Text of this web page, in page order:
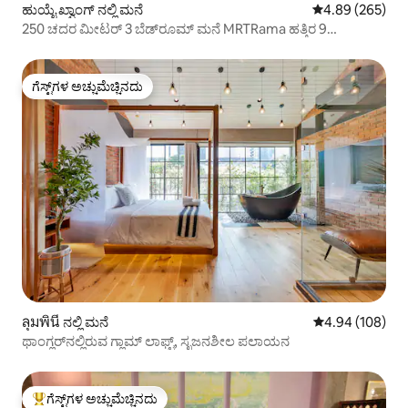
ಹುಯೈ ಖ್ವಾಂಗ್ ನಲ್ಲಿ ಮನೆ 5 ರಲ್ಲಿ 4.89
4.89 (265)
250 ಚದರ ಮೀಟರ್ 3 ಬೆಡ್‌ರೂಮ್ ಮನೆ MRTRama ಹತ್ತಿರ 9
ಗೆಸ್ಟ್‌ಗಳ ಅಚ್ಚುಮೆಚ್ಚಿನದು
ಗೆಸ್ಟ್‌ಗಳ ಅಚ್ಚುಮೆಚ್ಚಿನದು
ลุมพินี ನಲ್ಲಿ ಮನೆ 5 ರಲ್ಲಿ 4.94
4.94 (108)
ಥಾಂಗ್ಲರ್‌ನಲ್ಲಿರುವ ಗ್ಲಾಮ್ ಲಾಫ್ಟ್, ಸೃಜನಶೀಲ ಪಲಾಯನ
ಗೆಸ್ಟ್‌ಗಳ ಅಚ್ಚುಮೆಚ್ಚಿನದು